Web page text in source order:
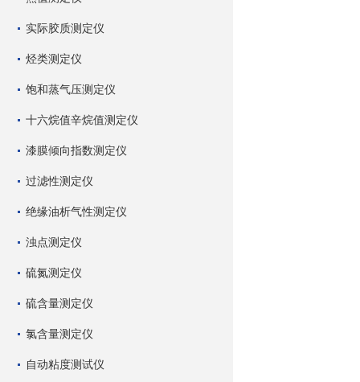
实际胶质测定仪
烃类测定仪
饱和蒸气压测定仪
十六烷值辛烷值测定仪
漆膜倾向指数测定仪
过滤性测定仪
绝缘油析气性测定仪
浊点测定仪
硫氮测定仪
硫含量测定仪
氯含量测定仪
自动粘度测试仪